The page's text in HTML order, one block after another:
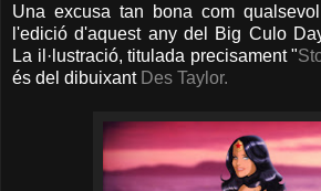
Una excusa tan bona com
l'edició d'aquest any del Big Culo
La il·lustració, titulada precisament "
és del dibuixant Des Taylor.